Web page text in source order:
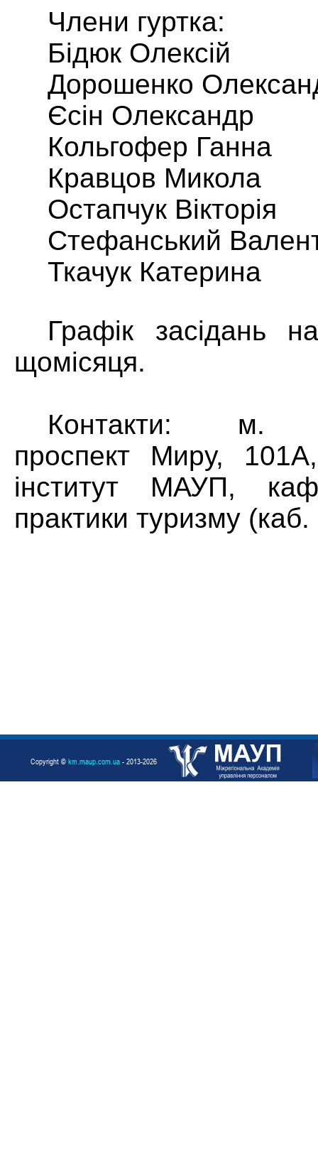
Члени гуртка:
Бідюк Олексій
Дорошенко
Єсін Олександр
Кольгофер Ганна
Кравцов Микола
Остапчук Вікторія
Стефанський
Ткачук Катерина
Графік засідань
щомісяця.
Контакти: м.
проспект Миру,
інститут МАУП,
практики туризму
Copyright © km.maup.com.ua - 2013-2026